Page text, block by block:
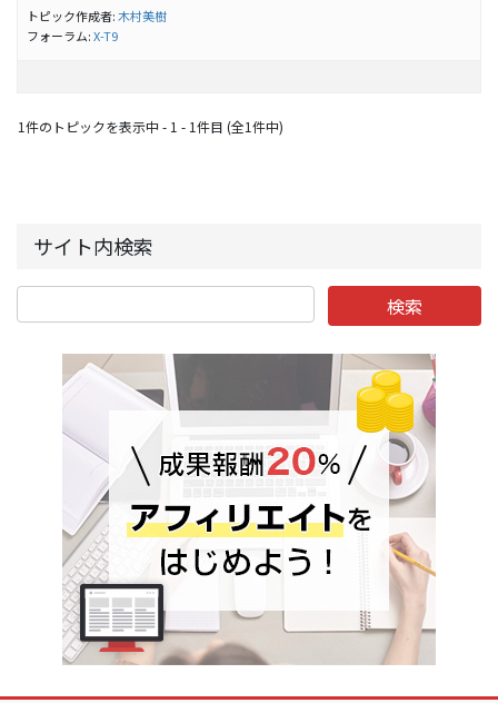
トピック作成者:木村美樹
フォーラム:X-T9
1件のトピックを表示中 - 1 - 1件目 (全1件中)
サイト内検索